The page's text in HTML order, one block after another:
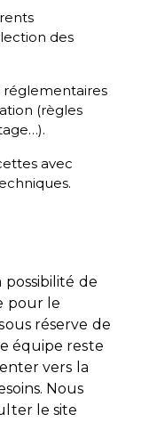
des
réglementaires
(règles
avec
possibilité de
pour le
réserve de
équipe reste
vers la
Nous
le site